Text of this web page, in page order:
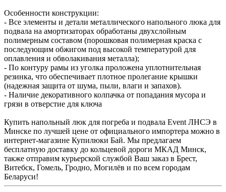
Особенности конструкции:
- Все элементы и детали металлического напольного люка для
подвала на амортизаторах обработаны двухслойным
полимерным составом (порошковая полимерная краска с
последующим обжигом под высокой температурой для
оплавления и обволакивания металла);
- По контуру рамы из уголка проложена уплотнительная
резинка, что обеспечивает плотное пролегание крышки
(надежная защита от шума, пыли, влаги и запахов).
- Наличие декоративного колпачка от попадания мусора и
грязи в отверстие для ключа
Купить напольный люк для погреба и подвала Event ЛНСЭ в
Минске по лучшей цене от официального импортера можно в
интернет-магазине Купилюки Бай. Мы предлагаем
бесплатную доставку до кольцевой дороги МКАД Минск,
также отправим курьерской службой Ваш заказ в Брест,
Витебск, Гомель, Гродно, Могилёв и по всем городам
Беларуси!